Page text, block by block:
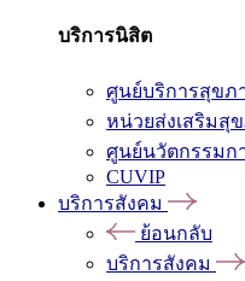
บริการนิสิต
ศูนย์บริการสุขภ
หน่วยส่งเสริมสุ
ศูนย์นวัตกรรมกา
CUVIP
บริการสังคม
ย้อนกลับ
บริการสังคม